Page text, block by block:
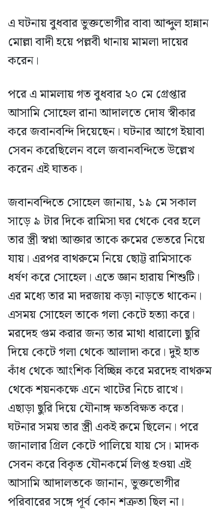
এ ঘটনায় বুধবার ভুক্তভোগীর বাবা আব্দুল হান্নান
মোল্লা বাদী হয়ে পল্লবী থানায় মামলা দায়ের
করেন।
পরে এ মামলায় গত বুধবার ২০ মে গ্রেপ্তার
আসামি সোহেল রানা আদালতে দোষ স্বীকার
করে জবানবন্দি দিয়েছেন। ঘটনার আগে ইয়াবা
সেবন করেছিলেন বলে জবানবন্দিতে উল্লেখ
করেন এই ঘাতক।
জবানবন্দিতে সোহেল জানায়, ১৯ মে সকাল
সাড়ে ৯ টার দিকে রামিসা ঘর থেকে বের হলে
তার স্ত্রী স্বপ্না আক্তার তাকে রুমের ভেতরে নিয়ে
যায়। এরপর বাথরুমে নিয়ে ছোট্ট রামিসাকে
ধর্ষণ করে সোহেল। এতে জ্ঞান হারায় শিশুটি।
এর মধ্যে তার মা দরজায় কড়া নাড়তে থাকেন।
এসময় সোহেল তাকে গলা কেটে হত্যা করে।
মরদেহ গুম করার জন্য তার মাথা ধারালো ছুরি
দিয়ে কেটে গলা থেকে আলাদা করে। দুই হাত
কাঁধ থেকে আংশিক বিচ্ছিন্ন করে মরদেহ বাথরুম
থেকে শয়নকক্ষে এনে খাটের নিচে রাখে।
এছাড়া ছুরি দিয়ে যৌনাঙ্গ ক্ষতবিক্ষত করে।
ঘটনার সময় তার স্ত্রী একই রুমে ছিলেন। পরে
জানালার গ্রিল কেটে পালিয়ে যায় সে। মাদক
সেবন করে বিকৃত যৌনকর্মে লিপ্ত হওয়া এই
আসামি আদালতকে জানান, ভুক্তভোগীর
পরিবারের সঙ্গে পূর্ব কোন শত্রুতা ছিল না।